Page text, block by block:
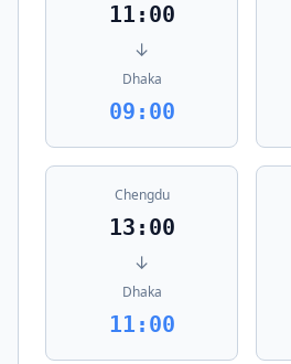
11:00
↓
Dhaka
09:00
Chengdu
13:00
↓
Dhaka
11:00